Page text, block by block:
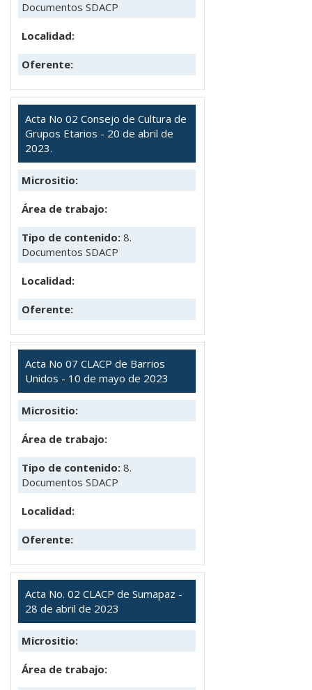
Documentos SDACP
Localidad:
Oferente:
Acta No 02 Consejo de Cultura de
Grupos Etarios - 20 de abril de
2023.
Micrositio:
Área de trabajo:
Tipo de contenido: 8.
Documentos SDACP
Localidad:
Oferente:
Acta No 07 CLACP de Barrios
Unidos - 10 de mayo de 2023
Micrositio:
Área de trabajo:
Tipo de contenido: 8.
Documentos SDACP
Localidad:
Oferente:
Acta No. 02 CLACP de Sumapaz -
28 de abril de 2023
Micrositio:
Área de trabajo: